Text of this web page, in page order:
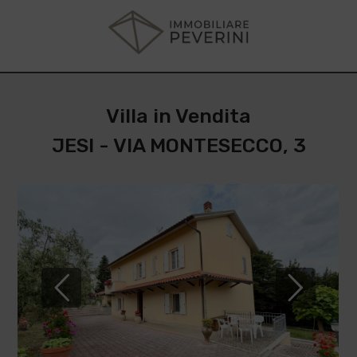
Villa in Vendita
JESI - VIA MONTESECCO, 3